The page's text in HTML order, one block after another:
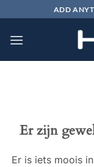
naar
inhoud
ADD
Er zijn
Er is iets moois